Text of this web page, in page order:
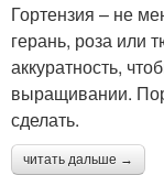
Гортензия – не
герань, роза или
аккуратность,
выращивании.
сделать.
читать дальше →